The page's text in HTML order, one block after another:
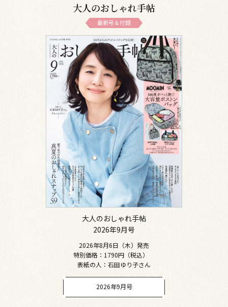
大人のおしゃれ手帖
最新号＆付録
大人のおしゃれ手帖
2026年9月号
2026年8月6日（木）発売
特別価格：1790円（税込）
表紙の人：石田ゆり子さん
2026年9月号